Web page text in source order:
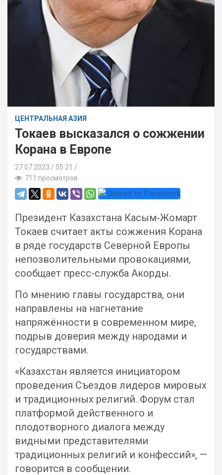
ЦЕНТРАЛЬНАЯ АЗИЯ
Токаев высказался о сожжении
Корана в Европе
27.07.2023
05:21 /
711 просмотров
Президент Казахстана Касым-Жомарт
Токаев считает акты сожжения Корана
в ряде государств Северной Европы
непозволительными провокациями,
сообщает пресс-служба Акорды.
По мнению главы государства, они
направлены на нагнетание
напряжённости в современном мире,
подрыв доверия между народами и
государствами.
«Казахстан является инициатором
проведения Съездов лидеров мировых
и традиционных религий. Форум стал
платформой действенного и
плодотворного диалога между
видными представителями
традиционных религий и конфессий», —
говорится в сообщении.